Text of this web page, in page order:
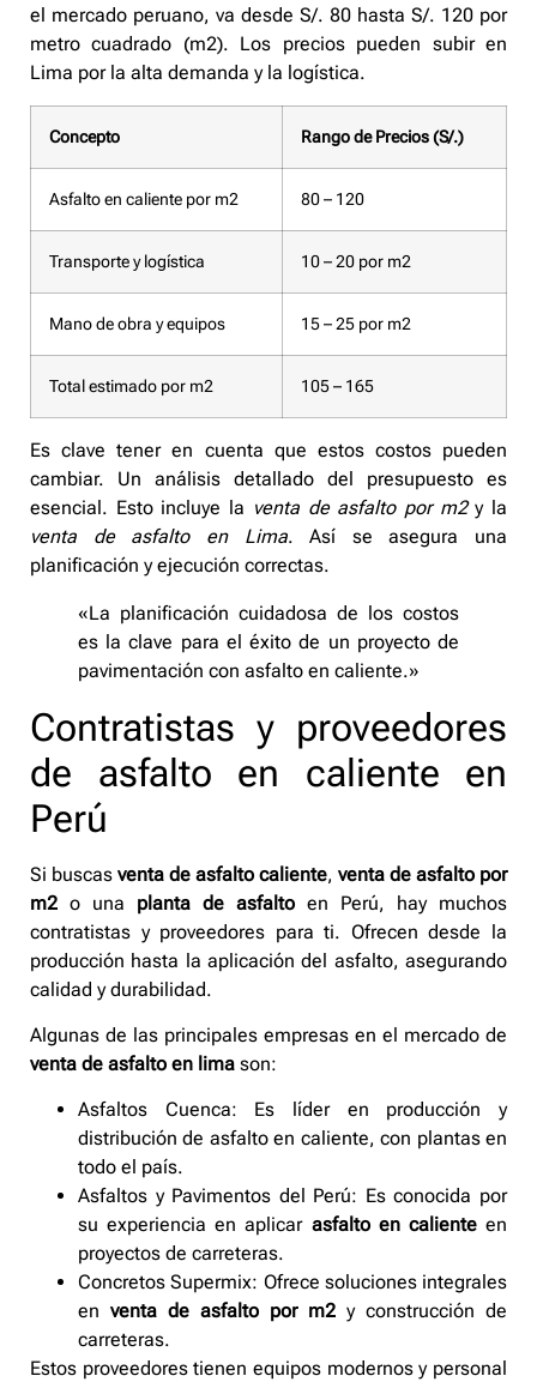
el mercado peruano, va desde S/. 80 hasta S/. 120 por
metro cuadrado (m2). Los precios pueden subir en
Lima por la alta demanda y la logística.
Concepto Rango de Precios (S/.)
Asfalto en caliente por m2 80 – 120
Transporte y logística 10 – 20 por m2
Mano de obra y equipos 15 – 25 por m2
Total estimado por m2 105 – 165
Es clave tener en cuenta que estos costos pueden
cambiar. Un análisis detallado del presupuesto es
esencial. Esto incluye la venta de asfalto por m2y la
venta de asfalto en Lima. Así se asegura una
planificación y ejecución correctas.
«La planificación cuidadosa de los costos
es la clave para el éxito de un proyecto de
pavimentación con asfalto en caliente.»
Contratistas y proveedores
de asfalto en caliente en
Perú
Si buscas venta de asfalto caliente, venta de asfalto por
m2 o una planta de asfalto en Perú, hay muchos
contratistas y proveedores para ti. Ofrecen desde la
producción hasta la aplicación del asfalto, asegurando
calidad y durabilidad.
Algunas de las principales empresas en el mercado de
venta de asfalto en lima son:
Asfaltos Cuenca: Es líder en producción y
distribución de asfalto en caliente, con plantas en
todo el país.
Asfaltos y Pavimentos del Perú: Es conocida por
su experiencia en aplicar asfalto en calienteen
proyectos de carreteras.
Concretos Supermix: Ofrece soluciones integrales
en venta de asfalto por m2 y construcción de
carreteras.
Estos proveedores tienen equipos modernos y personal